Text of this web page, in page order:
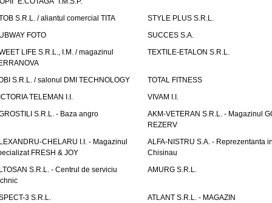
S.R.L. / aliantul comercial TITA
STYLE PLUS S.R.L.
FOTO
SUCCES S.A.
LIFE S.R.L., I.M. / magazinul
TEXTILE-ETALON S.R.L.
S.R.L. / salonul DMI TECHNOLOGY
TOTAL FITNESS
TELEMAN I.I.
VIVAM I.I.
S.R.L. - Baza angro
AKM-VETERAN S.R.L. - Magazinul
REZERV
CHELARU I.I. - Magazinul
FRESH & JOY
ALFA-NISTRU S.A. - Reprezentanta
Chisinau
S.R.L. - Centrul de serviciu
AMURG S.R.L.
3 S.R.L.
ATLANT S.R.L. - MAGAZIN